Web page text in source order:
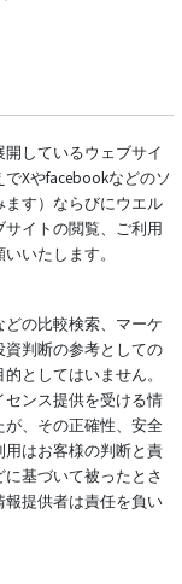
しているウェブサイ
Xやfacebookなどのソ
す）ならびにウエル
イトの閲覧、ご利用
いたします。
の比較検索、マーケ
判断の参考としての
としてはいません。
ンス提供を受ける情
、その正確性、安全
はお客様の判断と責
基づいて被ったとさ
提供者は責任を負い